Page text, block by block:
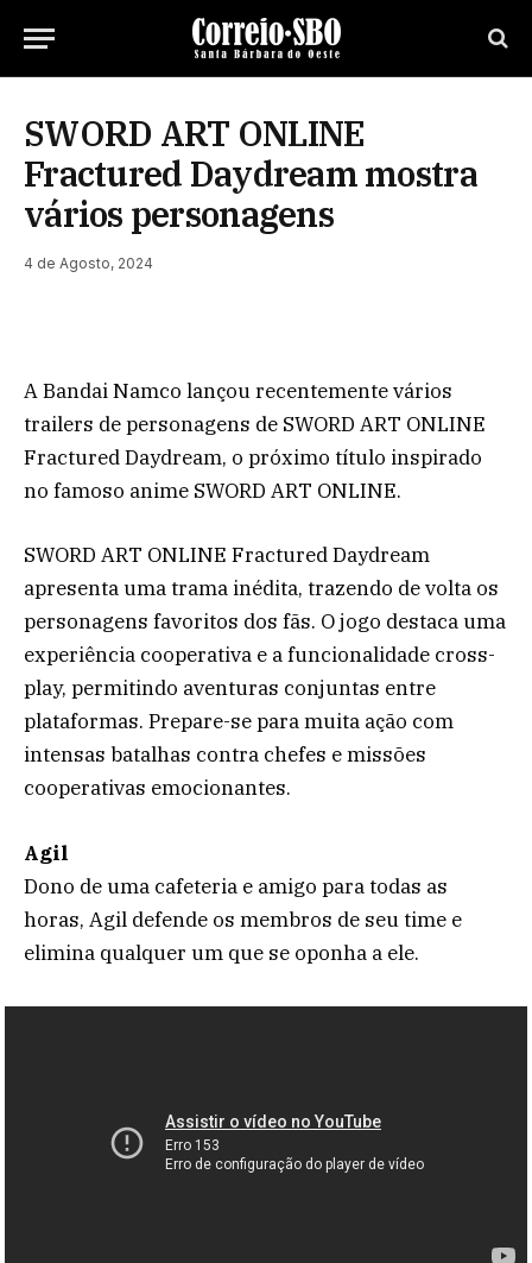
SWORD ART ONLINE
Fractured Daydream mostra
vários personagens
4 de Agosto, 2024
A Bandai Namco lançou recentemente vários
trailers de personagens de SWORD ART ONLINE
Fractured Daydream, o próximo título inspirado
no famoso anime SWORD ART ONLINE.
SWORD ART ONLINE Fractured Daydream
apresenta uma trama inédita, trazendo de volta os
personagens favoritos dos fãs. O jogo destaca uma
experiência cooperativa e a funcionalidade cross-
play, permitindo aventuras conjuntas entre
plataformas. Prepare-se para muita ação com
intensas batalhas contra chefes e missões
cooperativas emocionantes.
Agil
Dono de uma cafeteria e amigo para todas as
horas, Agil defende os membros de seu time e
elimina qualquer um que se oponha a ele.